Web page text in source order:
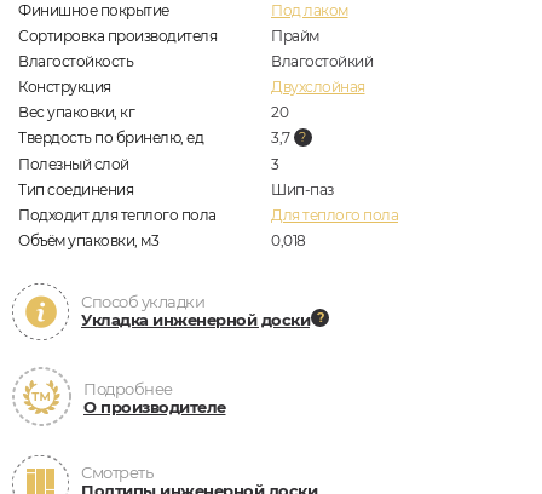
Финишное покрытие
Под лаком
Сортировка производителя
Прайм
Влагостойкость
Влагостойкий
Конструкция
Двухслойная
Вес упаковки, кг
20
Твердость по бринелю, ед
3,7
Полезный слой
3
Тип соединения
Шип-паз
Подходит для теплого пола
Для теплого пола
Объём упаковки, м3
0,018
Способ укладки
Укладка инженерной доски
Подробнее
О производителе
Смотреть